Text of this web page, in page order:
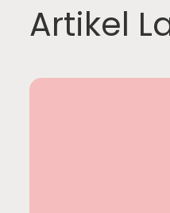
Artikel